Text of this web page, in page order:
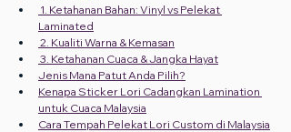
Laminated
2. Kualiti Warna & Kemasan
3. Ketahanan Cuaca & Jangka Hayat
Jenis Mana Patut Anda Pilih?
Kenapa Sticker Lori Cadangkan Lamination
untuk Cuaca Malaysia
Cara Tempah Pelekat Lori Custom di Malaysia